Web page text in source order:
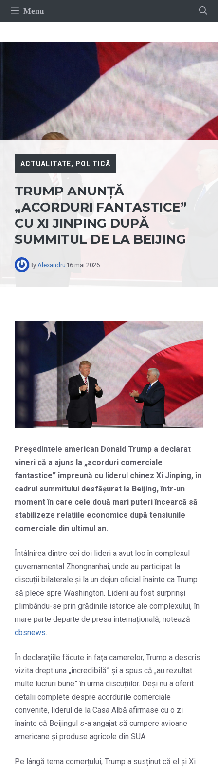
Sari
Menu
ACTUALITATE, POLITICĂ
TRUMP ANUNȚĂ
„ACORDURI FANTASTICE”
CU XI JINPING DUPĂ
SUMMITUL DE LA BEIJING
By Alexandru 16 mai 2026
Președintele american Donald Trump a declarat
vineri că a ajuns la „acorduri comerciale
fantastice” împreună cu liderul chinez Xi Jinping, în
cadrul summitului desfășurat la Beijing, într-un
moment în care cele două mari puteri încearcă să
stabilizeze relațiile economice după tensiunile
comerciale din ultimul an.
Întâlnirea dintre cei doi lideri a avut loc în complexul
guvernamental Zhongnanhai, unde au participat la
discuții bilaterale și la un dejun oficial înainte ca Trump
să plece spre Washington. Liderii au fost surprinși
plimbându-se prin grădinile istorice ale complexului, în
mare parte departe de presa internațională, notează
cbsnews.
În declarațiile făcute în fața camerelor, Trump a descris
vizita drept una „incredibilă” și a spus că „au rezultat
multe lucruri bune” în urma discuțiilor. Deși nu a oferit
detalii complete despre acordurile comerciale
convenite, liderul de la Casa Albă afirmase cu o zi
înainte că Beijingul s-a angajat să cumpere avioane
americane și produse agricole din SUA.
Pe lângă tema comerțului, Trump a susținut că el și Xi